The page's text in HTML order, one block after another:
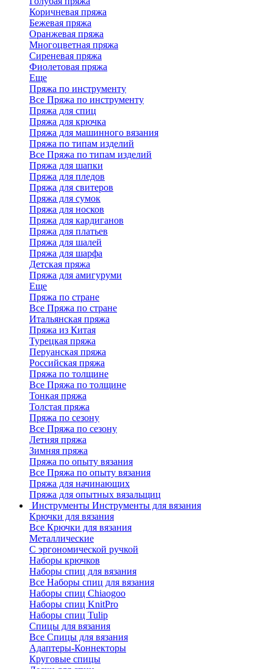
Коричневая пряжа
Бежевая пряжа
Оранжевая пряжа
Многоцветная пряжа
Сиреневая пряжа
Фиолетовая пряжа
Еще
Пряжа по инструменту
Все Пряжа по инструменту
Пряжа для спиц
Пряжа для крючка
Пряжа для машинного вязания
Пряжа по типам изделий
Все Пряжа по типам изделий
Пряжа для шапки
Пряжа для пледов
Пряжа для свитеров
Пряжа для сумок
Пряжа для носков
Пряжа для кардиганов
Пряжа для платьев
Пряжа для шалей
Пряжа для шарфа
Детская пряжа
Пряжа для амигуруми
Еще
Пряжа по стране
Все Пряжа по стране
Итальянская пряжа
Пряжа из Китая
Турецкая пряжа
Перуанская пряжа
Российская пряжа
Пряжа по толщине
Все Пряжа по толщине
Тонкая пряжа
Толстая пряжа
Пряжа по сезону
Все Пряжа по сезону
Летняя пряжа
Зимняя пряжа
Пряжа по опыту вязания
Все Пряжа по опыту вязания
Пряжа для начинающих
Пряжа для опытных вязальщиц
Инструменты Инструменты для вязания
Крючки для вязания
Все Крючки для вязания
Металлические
С эргономической ручкой
Наборы крючков
Наборы спиц для вязания
Все Наборы спиц для вязания
Наборы спиц Chiaogoo
Наборы спиц KnitPro
Наборы спиц Tulip
Спицы для вязания
Все Спицы для вязания
Адаптеры-Коннекторы
Круговые спицы